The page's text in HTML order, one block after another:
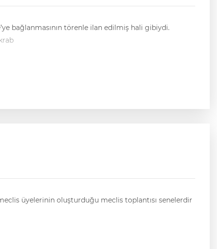
bağlanmasının törenle ilan edilmiş hali gibiydi.
üyelerinin oluşturduğu meclis toplantısı senelerdir